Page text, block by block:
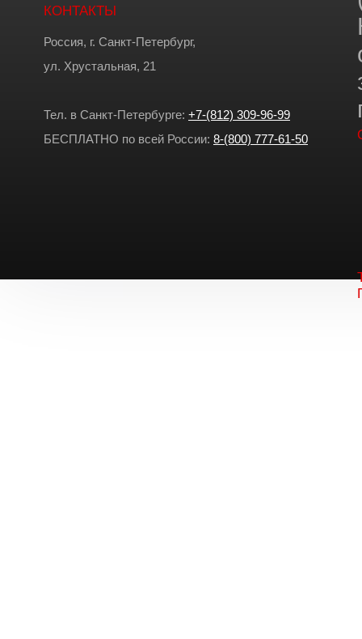
КОНТАКТЫ
Россия, г. Санкт-Петербург,
ул. Хрустальная, 21
Тел. в Санкт-Петербурге: +7-(812) 309-96-99
БЕСПЛАТНО по всей России: 8-(800) 777-61-50